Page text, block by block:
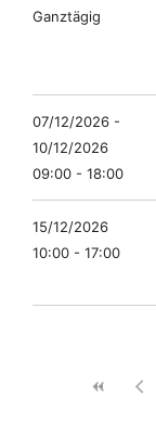
Ganztägig
07/12/2026 -
10/12/2026
09:00 - 18:00
15/12/2026
10:00 - 17:00